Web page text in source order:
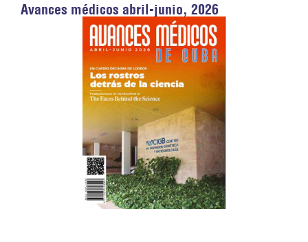
Avances médicos abril-junio, 2026